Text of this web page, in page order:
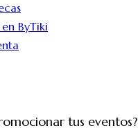
ByTiki
tus eventos?